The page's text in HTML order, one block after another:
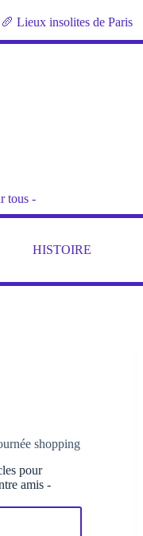
🥖 Lieux insolites de Paris
tous -
HISTOIRE
shopping
pour
amis -